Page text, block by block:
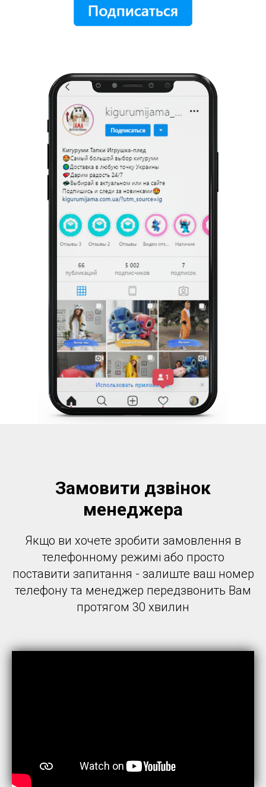
Замовити дзвінок
менеджера
Якщо ви хочете зробити замовлення в
телефонному режимі або просто
поставити запитання - залиште ваш номер
телефону та менеджер передзвонить Вам
протягом 30 хвилин